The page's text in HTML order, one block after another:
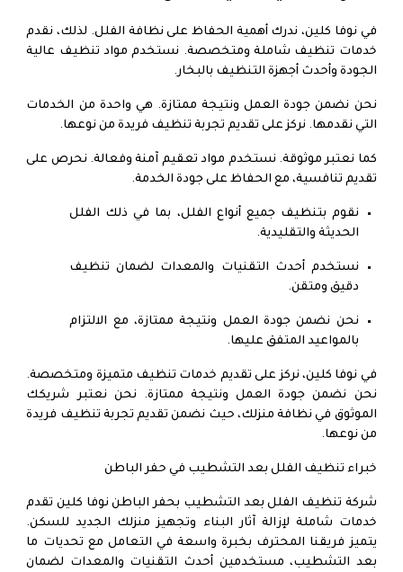
في نوفا كلين، ندرك أهمية الحفاظ على نظافة الفلل. لذلك، نقدم
خدمات تنظيف شاملة ومتخصصة. نستخدم مواد تنظيف عالية
الجودة وأحدث أجهزة التنظيف بالبخار.
نحن نضمن جودة العمل ونتيجة ممتازة. هي واحدة من الخدمات
التي نقدمها. نركز على تقديم تجربة تنظيف فريدة من نوعها.
كما نعتبر موثوقة. نستخدم مواد تعقيم آمنة وفعالة. نحرص على
تقديم تنافسية، مع الحفاظ على جودة الخدمة.
نقوم بتنظيف جميع أنواع الفلل، بما في ذلك الفلل
الحديثة والتقليدية.
نستخدم أحدث التقنيات والمعدات لضمان تنظيف
دقيق ومتقن.
نحن نضمن جودة العمل ونتيجة ممتازة، مع الالتزام
بالمواعيد المتفق عليها.
في نوفا كلين، نركز على تقديم خدمات تنظيف متميزة ومتخصصة.
نحن نضمن جودة العمل ونتيجة ممتازة. نحن نعتبر شريكك
الموثوق في نظافة منزلك، حيث نضمن تقديم تجربة تنظيف فريدة
من نوعها.
خبراء تنظيف الفلل بعد التشطيب في حفر الباطن
شركة تنظيف الفلل بعد التشطيب بحفر الباطن نوفا كلين تقدم
خدمات شاملة لإزالة آثار البناء وتجهيز منزلك الجديد للسكن.
يتميز فريقنا المحترف بخبرة واسعة في التعامل مع تحديات ما
بعد التشطيب، مستخدمين أحدث التقنيات والمعدات لضمان